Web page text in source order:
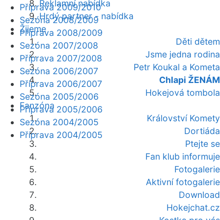
Reklamní nabídka
Hrdý partner - nabídka
Žijeme
Děti dětem
Jsme jedna rodina
Petr Koukal a Kometa
Chlapi ŽENÁM
Hokejová tombola
Fanzóna
Království Komety
Dortiáda
Ptejte se
Fan klub informuje
Fotogalerie
Aktivní fotogalerie
Download
Hokejchat.cz
Příprava 2009/2010
Sezóna 2008/2009
Příprava 2008/2009
Sezóna 2007/2008
Příprava 2007/2008
Sezóna 2006/2007
Příprava 2006/2007
Sezóna 2005/2006
Příprava 2005/2006
Sezóna 2004/2005
Příprava 2004/2005